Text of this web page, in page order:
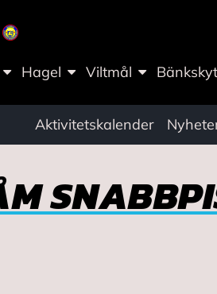
Hagel Viltmål
Aktivitetskalender